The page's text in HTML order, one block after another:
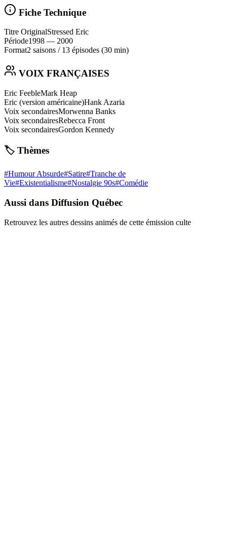
Fiche Technique
Titre OriginalStressed Eric
Période1998 — 2000
Format2 saisons / 13 épisodes (30 min)
VOIX FRANÇAISES
Eric FeebleMark Heap
Eric (version américaine)Hank Azaria
Voix secondairesMorwenna Banks
Voix secondairesRebecca Front
Voix secondairesGordon Kennedy
🏷️ Thèmes
#Humour Absurde#Satire#Tranche de
Vie#Existentialisme#Nostalgie 90s#Comédie
Aussi dans Diffusion Québec
Retrouvez les autres dessins animés de cette émission culte